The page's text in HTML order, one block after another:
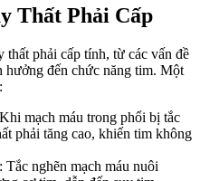
Thất Phải Cấp
thất phải cấp tính, từ các vấn đề
hưởng đến chức năng tim. Một
mạch máu trong phổi bị tắc
phải tăng cao, khiến tim không
: Tắc nghẽn mạch máu nuôi